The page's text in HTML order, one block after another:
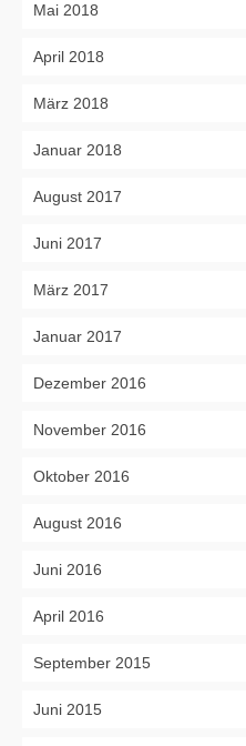
Mai 2018
April 2018
März 2018
Januar 2018
August 2017
Juni 2017
März 2017
Januar 2017
Dezember 2016
November 2016
Oktober 2016
August 2016
Juni 2016
April 2016
September 2015
Juni 2015